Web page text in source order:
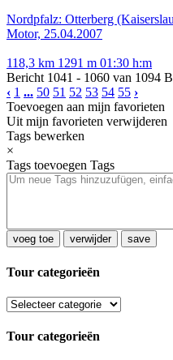
Nordpfalz: Otterberg
Motor, 25.04.2007
118,3 km 1291 m 01:30 h:m
Bericht 1041 - 1060 van 1094
‹ 1 ... 50 51 52 53 54 55 ›
Toevoegen aan mijn favorieten
Uit mijn favorieten verwijderen
Tags bewerken
×
Tags toevoegen Tags
voeg toe verwijder save
Tour categorieën
Tour categorieën